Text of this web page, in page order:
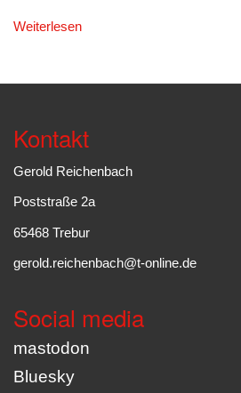
Weiterlesen
Kontakt
Gerold Reichenbach
Poststraße 2a
65468 Trebur
gerold.reichenbach@t-online.de
Social media
mastodon
Bluesky